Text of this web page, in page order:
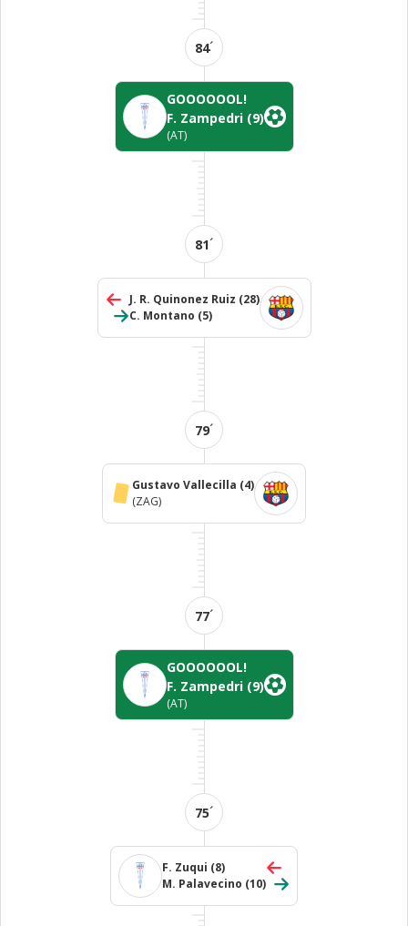
84´
GOOOOOOL!
F. Zampedri (9)
(AT)
81´
J. R. Quinonez Ruiz (28)
C. Montano (5)
79´
Gustavo Vallecilla (4)
(ZAG)
77´
GOOOOOOL!
F. Zampedri (9)
(AT)
75´
F. Zuqui (8)
M. Palavecino (10)